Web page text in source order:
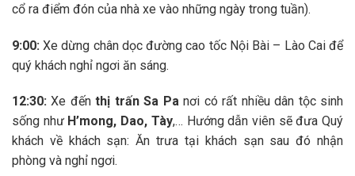
cổ ra điểm đón của nhà xe vào những ngày trong tuần).
9:00: Xe dừng chân dọc đường cao tốc Nội Bài – Lào Cai để
quý khách nghỉ ngơi ăn sáng.
12:30: Xe đếnthị trấn Sa Panơi có rất nhiều dân tộc sinh
sống như H’mong, Dao, Tày,… Hướng dẫn viên sẽ đưa Quý
khách về khách sạn: Ăn trưa tại khách sạn sau đó nhận
phòng và nghỉ ngơi.